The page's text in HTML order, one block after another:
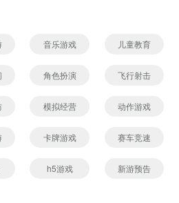
音乐游戏 儿童教育
角色扮演 飞行射击
模拟经营 动作游戏
卡牌游戏 赛车竞速
h5游戏 新游预告